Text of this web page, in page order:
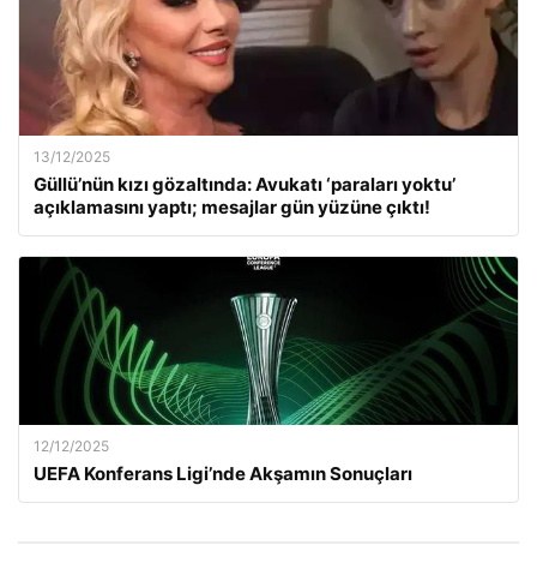
13/12/2025
Güllü’nün kızı gözaltında: Avukatı ‘paraları yoktu’
açıklamasını yaptı; mesajlar gün yüzüne çıktı!
12/12/2025
UEFA Konferans Ligi’nde Akşamın Sonuçları